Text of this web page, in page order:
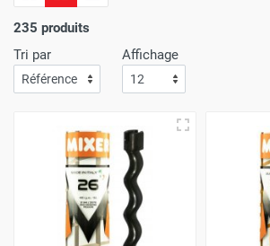
235 produits
Tri par
Affichage